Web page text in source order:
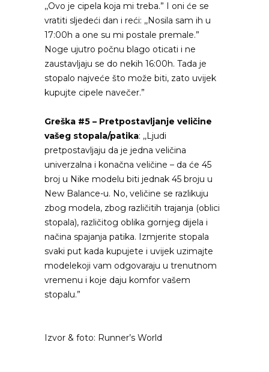
,,Ovo je cipela koja mi treba.” I oni će se
vratiti sljedeći dan i reći: ,,Nosila sam ih u
17:00h a one su mi postale premale.”
Noge ujutro počnu blago oticati i ne
zaustavljaju se do nekih 16:00h. Tada je
stopalo najveće što može biti, zato uvijek
kupujte cipele navečer.”
Greška #5 – Pretpostavljanje veličine
vašeg stopala/patika: ,,Ljudi
pretpostavljaju da je jedna veličina
univerzalna i konačna veličine – da će 45
broj u Nike modelu biti jednak 45 broju u
New Balance-u. No, veličine se razlikuju
zbog modela, zbog različitih trajanja (oblici
stopala), različitog oblika gornjeg dijela i
načina spajanja patika. Izmjerite stopala
svaki put kada kupujete i uvijek uzimajte
modelekoji vam odgovaraju u trenutnom
vremenu i koje daju komfor vašem
stopalu.”
Izvor & foto: Runner’s World